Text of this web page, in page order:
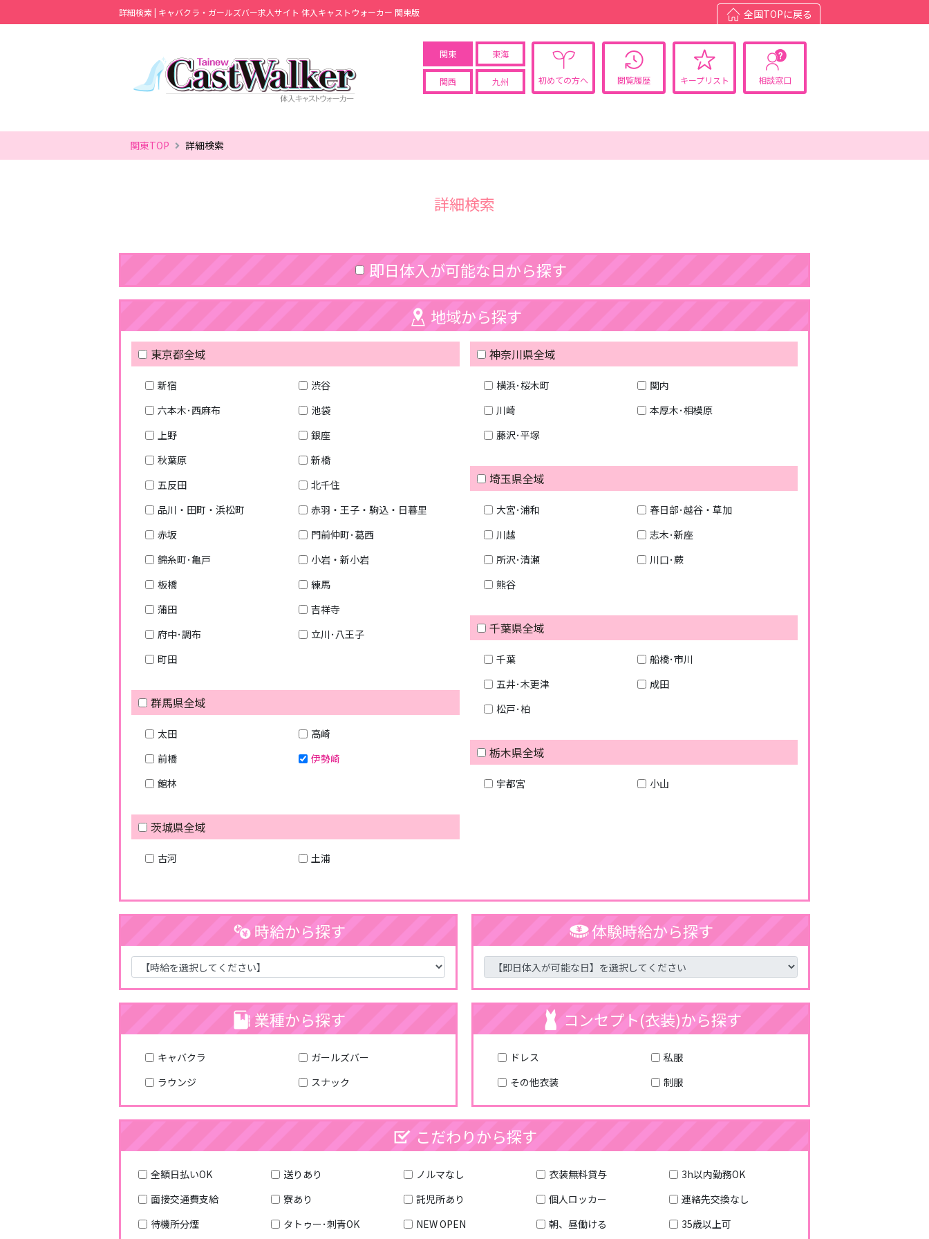
詳細検索 | キャバクラ・ガールズバー求人サイト 体入キャストウォーカー 関東版 全国TOPに戻る
初めての方へ 閲覧履歴 キープリスト 相談窓口
関東 東海
関西 九州
関東TOP 詳細検索
詳細検索
即日体入が可能な日から探す
08/06(木) 08/07(金) 08/08(土) 08/09(日) 08/10(月) 08/11(火) 08/12(水)
地域から探す
東京都全域
新宿
渋谷
六本木･西麻布
池袋
上野
銀座
秋葉原
新橋
五反田
北千住
品川・田町・浜松町
赤羽・王子・駒込・日暮里
赤坂
門前仲町･葛西
錦糸町･亀戸
小岩・新小岩
板橋
練馬
蒲田
吉祥寺
府中･調布
立川･八王子
町田
神奈川県全域
横浜･桜木町
関内
川崎
本厚木･相模原
藤沢･平塚
埼玉県全域
大宮･浦和
春日部･越谷・草加
川越
志木･新座
所沢･清瀬
川口･蕨
熊谷
千葉県全域
千葉
船橋･市川
五井･木更津
成田
松戸･柏
群馬県全域
太田
高崎
前橋
伊勢崎
館林
栃木県全域
宇都宮 小山
茨城県全域
古河 土浦
体験時給から探す
時給から探す
業種から探す
キャバクラ
ガールズバー
ラウンジ
スナック
コンセプト(衣装)から探す
ドレス
私服
その他衣装
制服
こだわりから探す
全額日払いOK 送りあり ノルマなし 衣装無料貸与
3h以内勤務OK
面接交通費支給
寮あり 託児所あり 個人ロッカー
連絡先交換なし
待機所分煙
タトゥー･刺青OK NEW OPEN 朝、昼働ける
35歳以上可